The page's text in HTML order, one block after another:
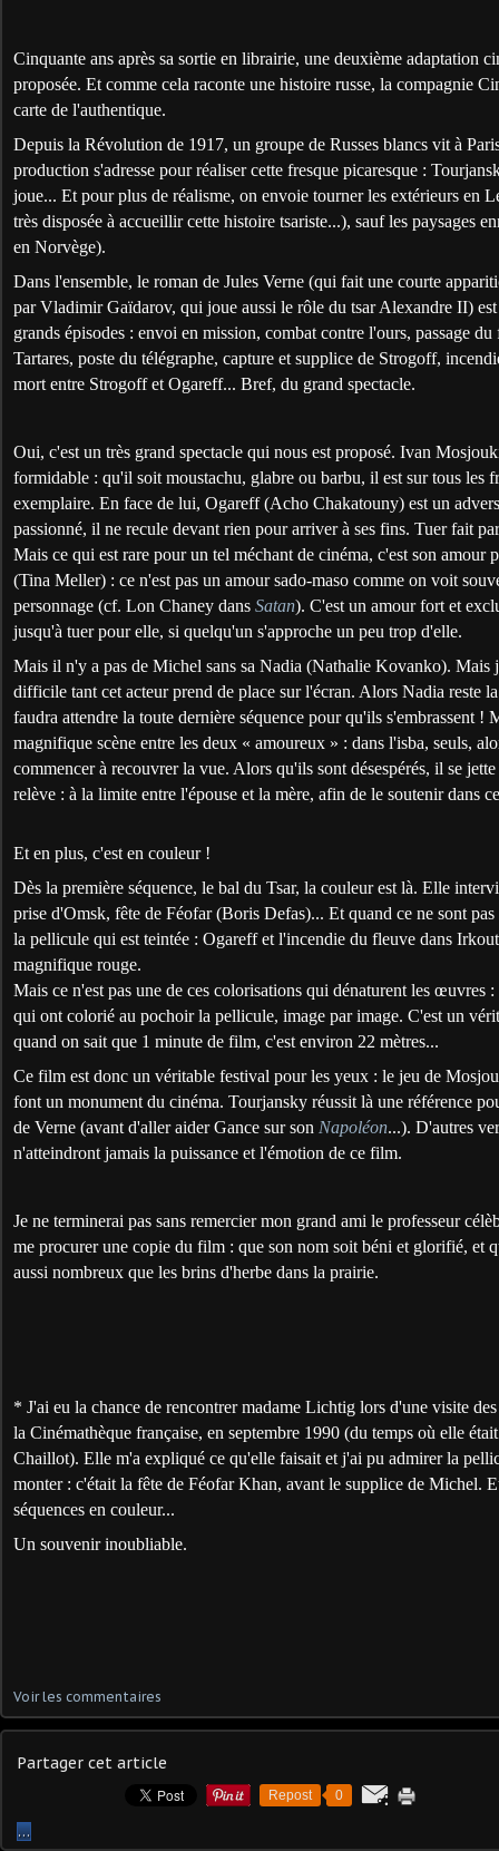
Cinquante ans après sa sortie en librairie, une deuxième adaptation
proposée. Et comme cela raconte une histoire russe, la compagnie
carte de l'authentique.
Depuis la Révolution de 1917, un groupe de Russes blancs vit à
production s'adresse pour réaliser cette fresque picaresque :
joue... Et pour plus de réalisme, on envoie tourner les extérieurs en
très disposée à accueillir cette histoire tsariste...), sauf les paysages
en Norvège).
Dans l'ensemble, le roman de Jules Verne (qui fait une courte
par Vladimir Gaïdarov, qui joue aussi le rôle du tsar Alexandre II)
grands épisodes : envoi en mission, combat contre l'ours, passage
Tartares, poste du télégraphe, capture et supplice de Strogoff,
mort entre Strogoff et Ogareff... Bref, du grand spectacle.
Oui, c'est un très grand spectacle qui nous est proposé. Ivan
formidable : qu'il soit moustachu, glabre ou barbu, il est sur tous les
exemplaire. En face de lui, Ogareff (Acho Chakatouny) est un
passionné, il ne recule devant rien pour arriver à ses fins. Tuer fait
Mais ce qui est rare pour un tel méchant de cinéma, c'est son amour
(Tina Meller) : ce n'est pas un amour sado-maso comme on voit
personnage (cf. Lon Chaney dans Satan). C'est un amour fort et
jusqu'à tuer pour elle, si quelqu'un s'approche un peu trop d'elle.
Mais il n'y a pas de Michel sans sa Nadia (Nathalie Kovanko). Mais
difficile tant cet acteur prend de place sur l'écran. Alors Nadia reste
faudra attendre la toute dernière séquence pour qu'ils s'embrassent !
magnifique scène entre les deux « amoureux » : dans l'isba, seuls,
commencer à recouvrer la vue. Alors qu'ils sont désespérés, il se
relève : à la limite entre l'épouse et la mère, afin de le soutenir dans
Et en plus, c'est en couleur !
Dès la première séquence, le bal du Tsar, la couleur est là. Elle
prise d'Omsk, fête de Féofar (Boris Defas)... Et quand ce ne sont pas
la pellicule qui est teintée : Ogareff et l'incendie du fleuve dans
magnifique rouge.
Mais ce n'est pas une de ces colorisations qui dénaturent les œuvres :
qui ont colorié au pochoir la pellicule, image par image. C'est un
quand on sait que 1 minute de film, c'est environ 22 mètres...
Ce film est donc un véritable festival pour les yeux : le jeu de
font un monument du cinéma. Tourjansky réussit là une référence
de Verne (avant d'aller aider Gance sur son Napoléon...). D'autres
n'atteindront jamais la puissance et l'émotion de ce film.
Je ne terminerai pas sans remercier mon grand ami le professeur
me procurer une copie du film : que son nom soit béni et glorifié, et
aussi nombreux que les brins d'herbe dans la prairie.
* J'ai eu la chance de rencontrer madame Lichtig lors d'une visite
la Cinémathèque française, en septembre 1990 (du temps où elle
Chaillot). Elle m'a expliqué ce qu'elle faisait et j'ai pu admirer la
monter : c'était la fête de Féofar Khan, avant le supplice de Michel.
séquences en couleur...
Un souvenir inoubliable.
Voir les commentaires
Partager cet article
Repost 0
…